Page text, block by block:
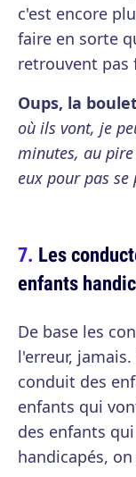
c'est encore
faire en sorte
retrouvent pas
Oups, la
où ils vont, je
minutes, au
eux pour pas se
Les
enfants
De base les
l'erreur,
conduit des
enfants qui
des enfants
handicapés,